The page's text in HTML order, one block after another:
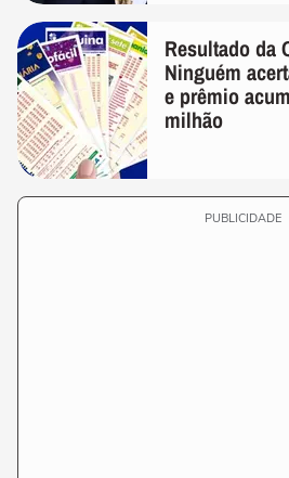
Resultado da
Ninguém
e prêmio
milhão
PUBLICIDADE